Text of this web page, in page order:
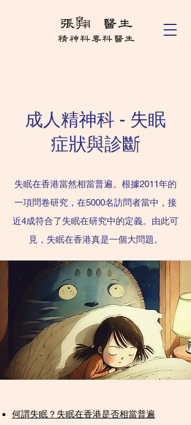
成人精神科 - 失眠
症狀與診斷
失眠在香港當然相當普遍。根據2011年的
一項問卷研究，在5000名訪問者當中，接
近4成符合了失眠在研究中的定義。由此可
見，失眠在香港真是一個大問題。
何謂失眠？失眠在香港是否相當普遍​